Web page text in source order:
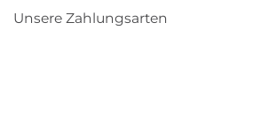
Unsere Zahlungsarten